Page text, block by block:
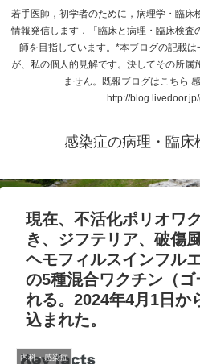
若手医師，初学者のために，病理学・臨床
情報発信します．「臨床と病理・臨床検査
師を目指しています。*本ブログの記載
が、私の個人的見解です。決してその所属
ません。既報ブログはこちら
http://
感染症の病理・臨床
現在、不活化ポリオワ
き、ジフテリア、破傷
ヘモフィルスインフル
の5種混合ワクチン（ゴ
れる。2024年4月1日か
込まれた。
内科・感染症